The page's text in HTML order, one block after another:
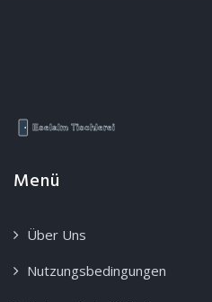
Menü
Über Uns
Nutzungsbedingungen